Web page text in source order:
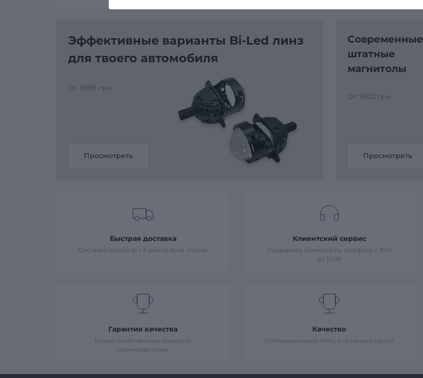
Эффективные варианты Bi-Led линз
для твоего автомобиля
От 3999 грн
Просмотреть
Современные
штатные
магнитолы
От 5000 грн
Просмотреть
Быстрая доставка
Доставка товара за 1-3 дня по всей стране.
Клиентский сервис
Поддержка клиентов по телефону с 9:00
до 19:00
Гарантия качества
Только качественные товары от
производителей
Качество
Побеждаем качеством, а не низкой ценой